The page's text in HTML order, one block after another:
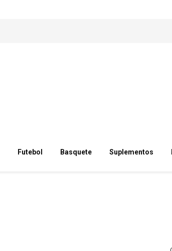
Futebol Basquete Suplementos